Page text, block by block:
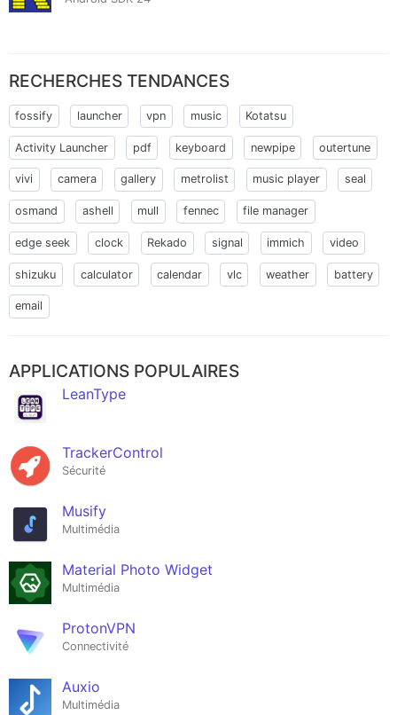
RECHERCHES TENDANCES
fossify launcher vpn music Kotatsu
Activity Launcher pdf keyboard newpipe outertune
vivi camera gallery metrolist music player seal
osmand ashell mull fennec file manager
edge seek clock Rekado signal immich video
shizuku calculator calendar vlc weather battery
email
APPLICATIONS POPULAIRES
LeanType
TrackerControl
Sécurité
Musify
Multimédia
Material Photo Widget
Multimédia
ProtonVPN
Connectivité
Auxio
Multimédia